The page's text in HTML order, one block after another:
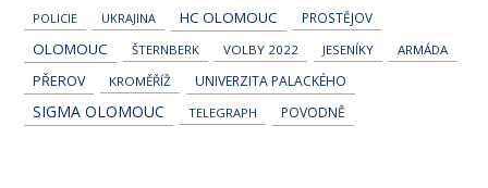
POLICIE UKRAJINA HC OLOMOUC PROSTĚJOV
OLOMOUC ŠTERNBERK VOLBY 2022 JESENÍKY ARMÁDA
PŘEROV KROMĚŘÍŽ UNIVERZITA PALACKÉHO
SIGMA OLOMOUC TELEGRAPH POVODNĚ